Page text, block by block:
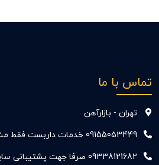
تماس با ما
تهران - بازارآهن
09155053449 خدمات داربست فقط مشهد
09338121682 صرفا جهت پشتیبانی سایت